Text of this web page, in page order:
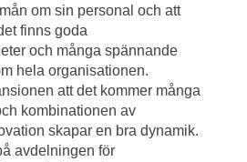
om sin personal och att
finns goda
och många spännande
hela organisationen.
att det kommer många
kombinationen av
skapar en bra dynamik.
avdelningen för